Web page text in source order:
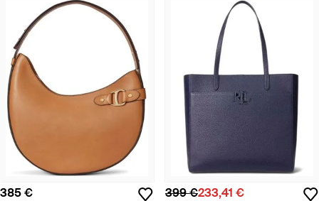
385 € 399 €233,41 €